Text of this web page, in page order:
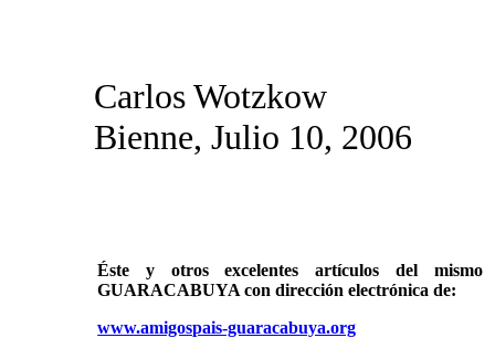
Carlos Wotzkow
Bienne, Julio 10, 2006
Éste y otros excelentes artículos del
GUARACABUYA con dirección electrónica de:
www.amigospais-guaracabuya.org